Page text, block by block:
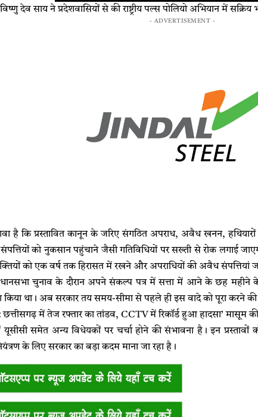
विष्णु देव साय ने प्रदेशवासियों से की राष्ट्रीय पल्स पोलियो अभियान में सक्रिय
- ADVERTISEMENT -
है कि प्रस्तावित कानून के जरिए संगठित अपराध, अवैध खनन,
संपत्तियों को नुकसान पहुंचाने जैसी गतिविधियों पर सख्ती से रोक लगाई
को एक वर्ष तक हिरासत में रखने और अपराधियों की अवैध संपत्तियां
चुनाव के दौरान अपने संकल्प पत्र में सत्ता में आने के छह महीने
किया था। अब सरकार तय समय-सीमा से पहले ही इस वादे को पूरा करने की
में तेज रफ्तार का तांडव, CCTV में रिकॉर्ड हुआ हादसा’ मासूम
यूसीसी समेत अन्य विधेयकों पर चर्चा होने की संभावना है। इन
के लिए सरकार का बड़ा कदम माना जा रहा है।